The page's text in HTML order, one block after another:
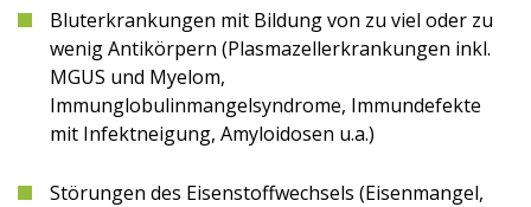
Bluterkrankungen mit Bildung von zu viel oder zu
wenig Antikörpern (Plasmazellerkrankungen inkl.
MGUS und Myelom,
Immunglobulinmangelsyndrome, Immundefekte
mit Infektneigung, Amyloidosen u.a.)
Störungen des Eisenstoffwechsels (Eisenmangel,